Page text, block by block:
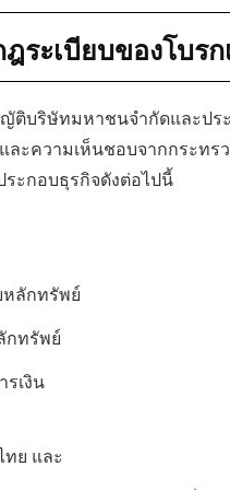
ะเบียบของโบรก
บริษัทมหาชนจำกัดและปร
ความเห็นชอบจากกระทร
ะกอบธุรกิจดังต่อไปนี้
ลักทรัพย์
กทรัพย์
เงิน
ย และ